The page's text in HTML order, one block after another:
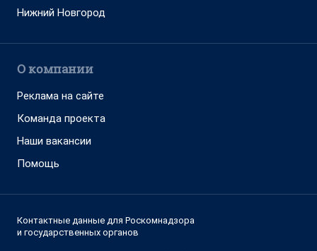
Нижний Новгород
О компании
Реклама на сайте
Команда проекта
Наши вакансии
Помощь
Контактные данные для Роскомнадзора
и государственных органов